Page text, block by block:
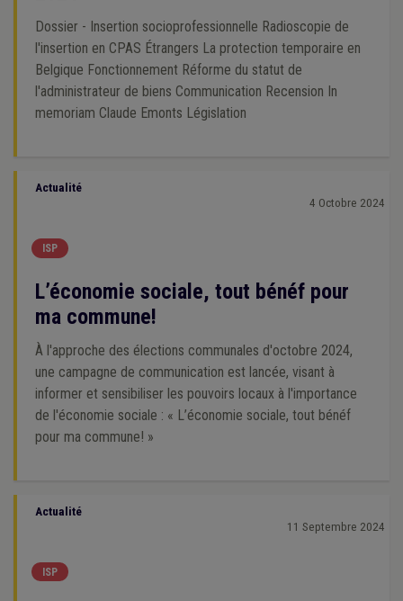
Dossier - Insertion socioprofessionnelle Radioscopie de
l'insertion en CPAS Étrangers La protection temporaire en
Belgique Fonctionnement Réforme du statut de
l'administrateur de biens Communication Recension In
memoriam Claude Emonts Législation
Actualité
4 Octobre 2024
ISP
L’économie sociale, tout bénéf pour
ma commune!
À l'approche des élections communales d'octobre 2024,
une campagne de communication est lancée, visant à
informer et sensibiliser les pouvoirs locaux à l'importance
de l'économie sociale : « L’économie sociale, tout bénéf
pour ma commune! »
Actualité
11 Septembre 2024
ISP